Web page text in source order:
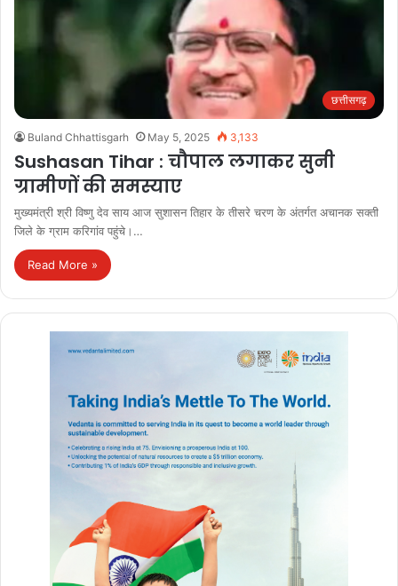
छत्तीसगढ़
Buland Chhattisgarh May 5, 2025 3,133
Sushasan Tihar : चौपाल लगाकर सुनी
ग्रामीणों की समस्याए
मुख्यमंत्री श्री विष्णु देव साय आज सुशासन तिहार के तीसरे चरण के अंतर्गत अचानक सक्ती
जिले के ग्राम करिगांव पहुंचे।…
Read More »